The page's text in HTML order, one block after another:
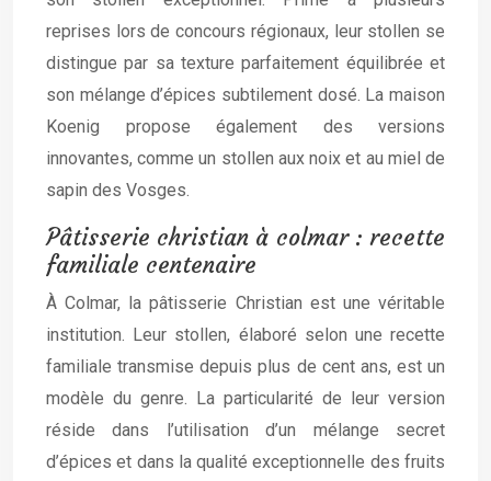
reprises lors de concours régionaux, leur stollen se
distingue par sa texture parfaitement équilibrée et
son mélange d’épices subtilement dosé. La maison
Koenig propose également des versions
innovantes, comme un stollen aux noix et au miel de
sapin des Vosges.
Pâtisserie christian à colmar : recette
familiale centenaire
À Colmar, la pâtisserie Christian est une véritable
institution. Leur stollen, élaboré selon une recette
familiale transmise depuis plus de cent ans, est un
modèle du genre. La particularité de leur version
réside dans l’utilisation d’un mélange secret
d’épices et dans la qualité exceptionnelle des fruits